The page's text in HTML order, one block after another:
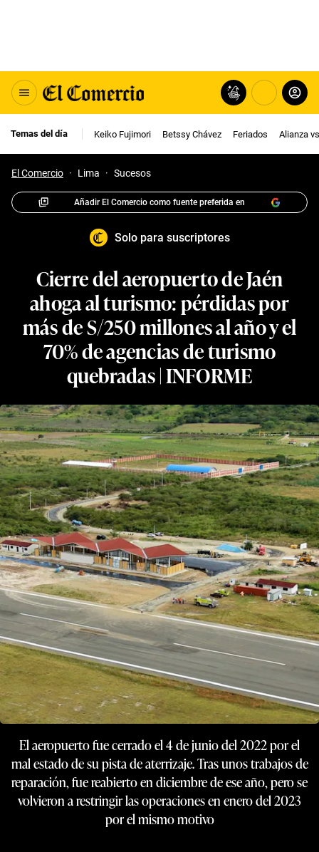
Temas del día Keiko Fujimori Betssy Chávez Feriados Alianza
El Comercio · Lima · Sucesos
Añadir El Comercio como fuente preferida en
Solo para suscriptores
Cierre del aeropuerto de Jaén
ahoga al turismo: pérdidas por
más de S/250 millones al año y el
70% de agencias de turismo
quebradas | INFORME
El aeropuerto fue cerrado el 4 de junio del 2022 por el
mal estado de su pista de aterrizaje. Tras unos trabajos de
reparación, fue reabierto en diciembre de ese año, pero se
volvieron a restringir las operaciones en enero del 2023
por el mismo motivo